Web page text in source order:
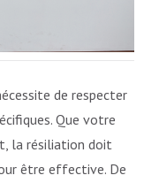
de respecter
Que votre
la résiliation doit
être effective. De